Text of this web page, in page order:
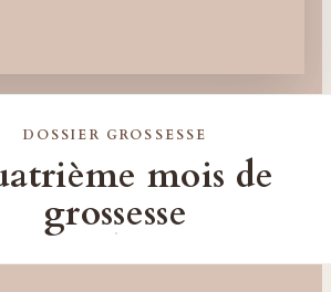
DOSSIER GROSSESSE
mois de
grossesse